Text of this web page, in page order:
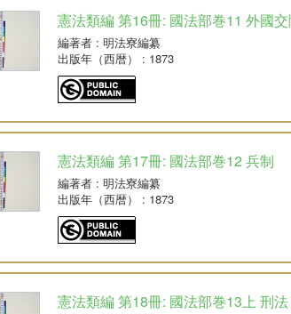
憲法類編 第16冊: 國法部巻11 外國
編著者: 明法寮編纂
出版年（西暦）
: 1873
憲法類編 第17冊: 國法部巻12 兵制
編著者: 明法寮編纂
出版年（西暦）
: 1873
憲法類編 第18冊: 國法部巻13上 刑法